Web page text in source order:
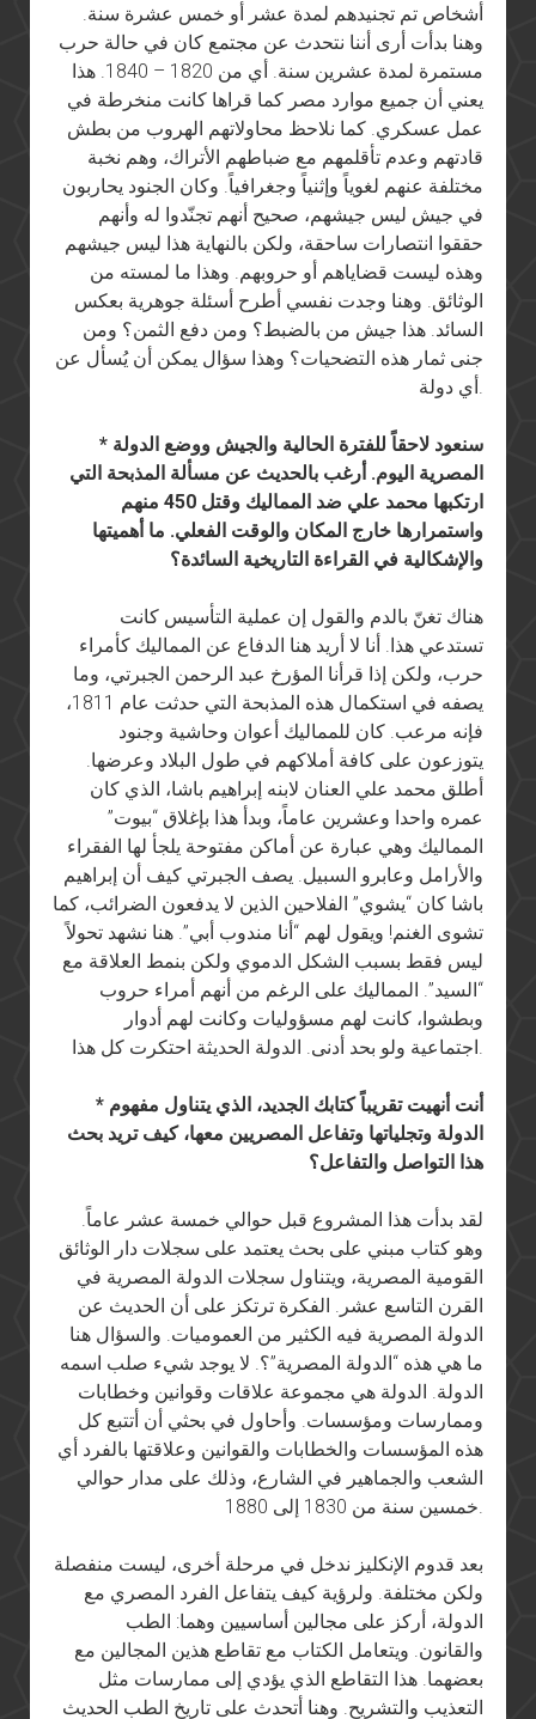
أشخاص تم تجنيدهم لمدة عشر أو خمس عشرة سنة.
وهنا بدأت أرى أننا نتحدث عن مجتمع كان في حالة حرب
مستمرة لمدة عشرين سنة. أي من 1820 – 1840. هذا
يعني أن جميع موارد مصر كما قراها كانت منخرطة في
عمل عسكري. كما نلاحظ محاولاتهم الهروب من بطش
قادتهم وعدم تأقلمهم مع ضباطهم الأتراك، وهم نخبة
مختلفة عنهم لغوياً وإثنياً وجغرافياً. وكان الجنود يحاربون
في جيش ليس جيشهم، صحيح أنهم تجنّدوا له وأنهم
حققوا انتصارات ساحقة، ولكن بالنهاية هذا ليس جيشهم
وهذه ليست قضاياهم أو حروبهم. وهذا ما لمسته من
الوثائق. وهنا وجدت نفسي أطرح أسئلة جوهرية بعكس
السائد. هذا جيش من بالضبط؟ ومن دفع الثمن؟ ومن
جنى ثمار هذه التضحيات؟ وهذا سؤال يمكن أن يُسأل عن
* سنعود لاحقاً للفترة الحالية والجيش ووضع الدولة
المصرية اليوم. أرغب بالحديث عن مسألة المذبحة التي
ارتكبها محمد علي ضد المماليك وقتل 450 منهم
واستمرارها خارج المكان والوقت الفعلي. ما أهميتها
والإشكالية في القراءة التاريخية السائدة؟
هناك تغنّ بالدم والقول إن عملية التأسيس كانت
تستدعي هذا. أنا لا أريد هنا الدفاع عن المماليك كأمراء
حرب، ولكن إذا قرأنا المؤرخ عبد الرحمن الجبرتي، وما
يصفه في استكمال هذه المذبحة التي حدثت عام 1811،
فإنه مرعب. كان للمماليك أعوان وحاشية وجنود
يتوزعون على كافة أملاكهم في طول البلاد وعرضها.
أطلق محمد علي العنان لابنه إبراهيم باشا، الذي كان
عمره واحدا وعشرين عاماً، وبدأ هذا بإغلاق “بيوت”
المماليك وهي عبارة عن أماكن مفتوحة يلجأ لها الفقراء
والأرامل وعابرو السبيل. يصف الجبرتي كيف أن إبراهيم
باشا كان “يشوي” الفلاحين الذين لا يدفعون الضرائب، كما
تشوى الغنم! ويقول لهم “أنا مندوب أبي”. هنا نشهد تحولاً
ليس فقط بسبب الشكل الدموي ولكن بنمط العلاقة مع
“السيد”. المماليك على الرغم من أنهم أمراء حروب
وبطشوا، كانت لهم مسؤوليات وكانت لهم أدوار
* أنت أنهيت تقريباً كتابك الجديد، الذي يتناول مفهوم
الدولة وتجلياتها وتفاعل المصريين معها، كيف تريد بحث
هذا التواصل والتفاعل؟
لقد بدأت هذا المشروع قبل حوالي خمسة عشر عاماً.
وهو كتاب مبني على بحث يعتمد على سجلات دار الوثائق
القومية المصرية، ويتناول سجلات الدولة المصرية في
القرن التاسع عشر. الفكرة ترتكز على أن الحديث عن
الدولة المصرية فيه الكثير من العموميات. والسؤال هنا
ما هي هذه “الدولة المصرية”؟. لا يوجد شيء صلب اسمه
الدولة. الدولة هي مجموعة علاقات وقوانين وخطابات
وممارسات ومؤسسات. وأحاول في بحثي أن أتتبع كل
هذه المؤسسات والخطابات والقوانين وعلاقتها بالفرد أي
الشعب والجماهير في الشارع، وذلك على مدار حوالي
بعد قدوم الإنكليز ندخل في مرحلة أخرى، ليست منفصلة
ولكن مختلفة. ولرؤية كيف يتفاعل الفرد المصري مع
الدولة، أركز على مجالين أساسيين وهما: الطب
والقانون. ويتعامل الكتاب مع تقاطع هذين المجالين مع
بعضهما. هذا التقاطع الذي يؤدي إلى ممارسات مثل
التعذيب والتشريح. وهنا أتحدث على تاريخ الطب الحديث